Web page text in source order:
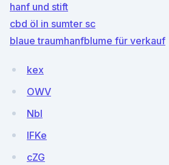
hanf und stift
cbd öl in sumter sc
blaue traumhanfblume für verkauf
kex
OWV
Nbl
IFKe
cZG